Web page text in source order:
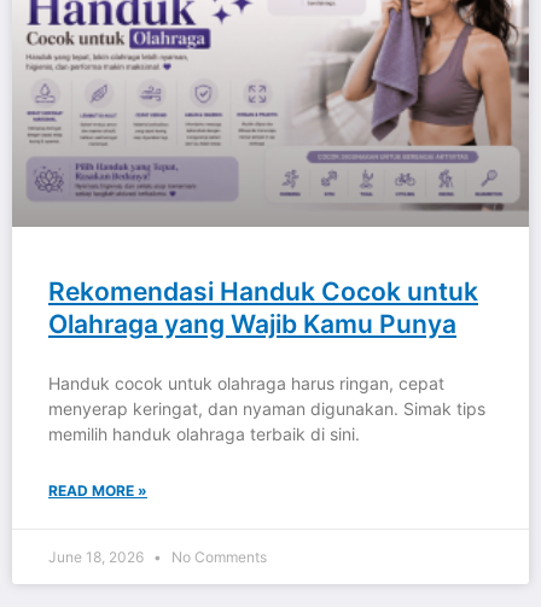
Rekomendasi Handuk Cocok untuk
Olahraga yang Wajib Kamu Punya
Handuk cocok untuk olahraga harus ringan, cepat
menyerap keringat, dan nyaman digunakan. Simak tips
memilih handuk olahraga terbaik di sini.
READ MORE »
June 18, 2026 No Comments